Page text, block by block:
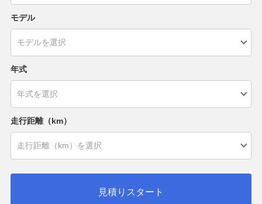
モデル
年式
走行距離（km）
見積りスタート